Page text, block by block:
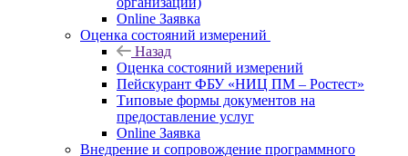
Online Заявка
Оценка состояний измерений
Назад
Оценка состояний измерений
Пейскурант ФБУ «НИЦ ПМ – Ростест»
Типовые формы документов на
предоставление услуг
Online Заявка
Внедрение и сопровождение программного